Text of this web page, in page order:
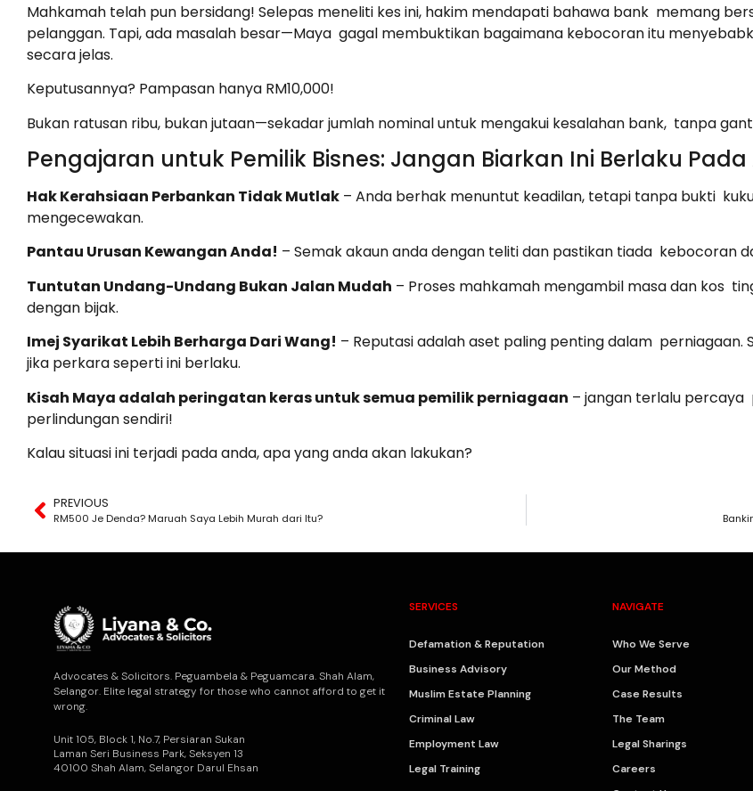
Mahkamah telah pun bersidang! Selepas meneliti kes ini, hakim mendapati bahawa bank memang
pelanggan. Tapi, ada masalah besar—Maya gagal membuktikan bagaimana kebocoran itu
secara jelas.
Keputusannya? Pampasan hanya RM10,000!
Bukan ratusan ribu, bukan jutaan—sekadar jumlah nominal untuk mengakui kesalahan bank, tanpa
Pengajaran untuk Pemilik Bisnes: Jangan Biarkan Ini Berlaku
Hak Kerahsiaan Perbankan Tidak Mutlak – Anda berhak menuntut keadilan, tetapi tanpa bukti
mengecewakan.
Pantau Urusan Kewangan Anda! – Semak akaun anda dengan teliti dan pastikan tiada kebocoran
Tuntutan Undang-Undang Bukan Jalan Mudah – Proses mahkamah mengambil masa dan kos
dengan bijak.
Imej Syarikat Lebih Berharga Dari Wang! – Reputasi adalah aset paling penting dalam perniagaan.
jika perkara seperti ini berlaku.
Kisah Maya adalah peringatan keras untuk semua pemilik perniagaan – jangan terlalu
perlindungan sendiri!
Kalau situasi ini terjadi pada anda, apa yang anda akan lakukan?
PREVIOUS
RM500 Je Denda? Maruah Saya Lebih Murah dari Itu?
Advocates & Solicitors. Peguambela & Peguamcara. Shah Alam,
Selangor. Elite legal strategy for those who cannot afford to get it
wrong.
Unit 105, Block 1, No.7, Persiaran Sukan
Laman Seri Business Park, Seksyen 13
40100 Shah Alam, Selangor Darul Ehsan
SERVICES
Defamation & Reputation
Business Advisory
Muslim Estate Planning
Criminal Law
Employment Law
Legal Training
NAVIGATE
Who We Serve
Our Method
Case Results
The Team
Legal Sharings
Careers